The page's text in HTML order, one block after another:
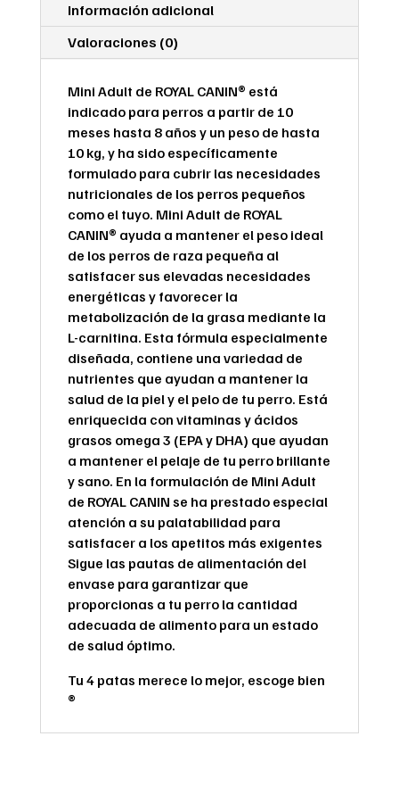
Información adicional
Valoraciones (0)
Mini Adult de ROYAL CANIN® está
indicado para perros a partir de 10
meses hasta 8 años y un peso de hasta
10 kg, y ha sido específicamente
formulado para cubrir las necesidades
nutricionales de los perros pequeños
como el tuyo. Mini Adult de ROYAL
CANIN® ayuda a mantener el peso ideal
de los perros de raza pequeña al
satisfacer sus elevadas necesidades
energéticas y favorecer la
metabolización de la grasa mediante la
L-carnitina. Esta fórmula especialmente
diseñada, contiene una variedad de
nutrientes que ayudan a mantener la
salud de la piel y el pelo de tu perro. Está
enriquecida con vitaminas y ácidos
grasos omega 3 (EPA y DHA) que ayudan
a mantener el pelaje de tu perro brillante
y sano. En la formulación de Mini Adult
de ROYAL CANIN se ha prestado especial
atención a su palatabilidad para
satisfacer a los apetitos más exigentes
Sigue las pautas de alimentación del
envase para garantizar que
proporcionas a tu perro la cantidad
adecuada de alimento para un estado
de salud óptimo.
Tu 4 patas merece lo mejor, escoge bien
®